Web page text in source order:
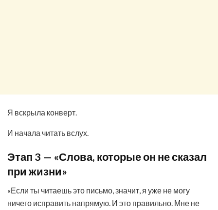
Я вскрыла конверт.
И начала читать вслух.
Этап 3 — «Слова, которые он не сказал
при жизни»
«Если ты читаешь это письмо, значит, я уже не могу
ничего исправить напрямую. И это правильно. Мне не